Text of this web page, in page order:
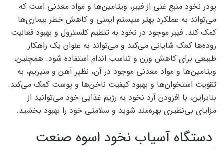
پودر نخود منبع غنی از فیبر، ویتامین‌ها و مواد معدنی است که
می‌تواند به عملکرد بهتر سیستم ایمنی و کاهش خطر بیماری‌ها
کمک کند. فیبر موجود در نخود به تنظیم کلسترول و بهبود فعالیت
روده‌ها کمک شایانی می‌کند و می‌تواند به عنوان یک راهکار
طبیعی برای کاهش وزن و تناسب اندام استفاده شود. همچنین،
ویتامین‌ها و مواد معدنی موجود در آن، نظیر آهن و منیزیم، به
تقویت استخوان‌ها و بهبود کیفیت ناخن‌ها و پوست کمک می‌کند.
بنابراین، با افزودن آرد نخود به رژیم غذایی خود می‌توانید از
مزایای بی‌نظیری بهره‌مند شوید و سلامتی خود را بهبود بخشید.
دستگاه آسیاب نخود اسوه صنعت